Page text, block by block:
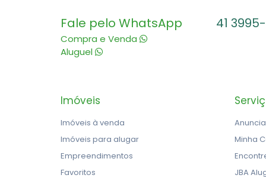
Fale pelo WhatsApp
Compra e Venda
Aluguel
41
Imóveis
Imóveis à venda
Imóveis para alugar
Empreendimentos
Favoritos
Minha
JBA